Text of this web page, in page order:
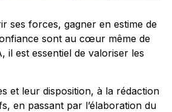
ses forces, gagner en estime de
sont au cœur même de
il est essentiel de valoriser les
et leur disposition, à la rédaction
en passant par l’élaboration du